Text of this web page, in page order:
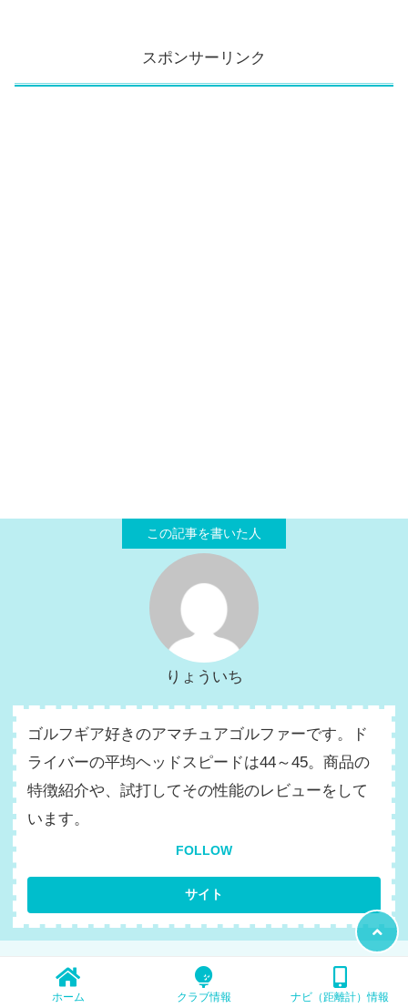
スポンサーリンク
りょういち
ゴルフギア好きのアマチュアゴルファーです。ド
ライバーの平均ヘッドスピードは44～45。商品の
特徴紹介や、試打してその性能のレビューをして
います。
FOLLOW
カテゴリー： クラブ情報 ゴルフ商品情報
ホーム クラブ情報 ナビ（距離計）情報